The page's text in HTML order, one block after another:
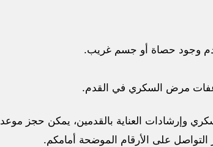
عدم وجود حصاة أو جسم غريب.
مرض السكري في القدم.
وإرشادات العناية بالقدمين، يمكن حجز موعد
التواصل على الأرقام الموضحة أمامكم.